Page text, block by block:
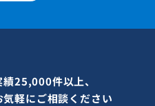
25,000件以上、
気軽にご相談ください